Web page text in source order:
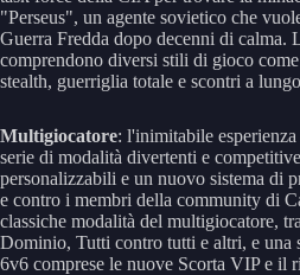
"Perseus", un agente sovietico che
Guerra Fredda dopo decenni di calma.
comprendono diversi stili di gioco
stealth, guerriglia totale e scontri a
Multigiocatore: l'inimitabile
serie di modalità divertenti e
personalizzabili e un nuovo sistema di
e contro i membri della community di
classiche modalità del multigiocatore,
Dominio, Tutti contro tutti e altri, e una
6v6 comprese le nuove Scorta VIP e il